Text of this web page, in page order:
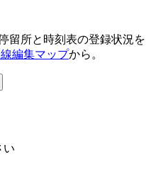
留所と時刻表の登録状況を
編集マップから。
い